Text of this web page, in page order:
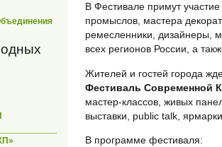
В Фестивале примут
промыслов, мастера
ремесленники, дизайнеры,
всех регионов России, а
Жителей и гостей города
Фестиваль Современной
мастер-классов, живых
выставки, public talk,
В программе фестиваля: